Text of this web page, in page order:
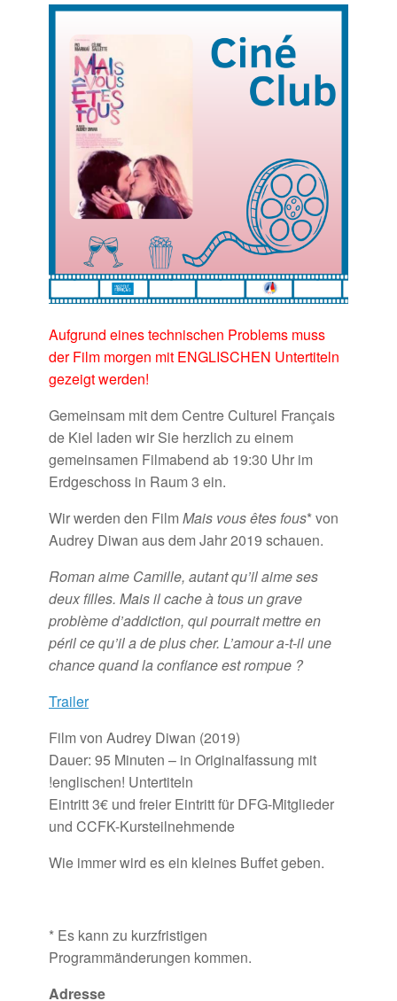
Aufgrund eines technischen Problems muss
der Film morgen mit ENGLISCHEN Untertiteln
gezeigt werden!
Gemeinsam mit dem Centre Culturel Français
de Kiel laden wir Sie herzlich zu einem
gemeinsamen Filmabend ab 19:30 Uhr im
Erdgeschoss in Raum 3 ein.
Wir werden den FilmMais vous êtes fous*von
Audrey Diwan aus dem Jahr 2019 schauen.
Roman aime Camille, autant qu’il aime ses
deux filles. Mais il cache à tous un grave
problème d’addiction, qui pourrait mettre en
péril ce qu’il a de plus cher. L’amour a-t-il une
chance quand la confiance est rompue ?
Trailer
Film von Audrey Diwan (2019)
Dauer: 95 Minuten – in Originalfassung mit
!englischen! Untertiteln
Eintritt 3€ und freier Eintritt für DFG-Mitglieder
und CCFK-Kursteilnehmende
Wie immer wird es ein kleines Buffet geben.
* Es kann zu kurzfristigen
Programmänderungen kommen.
Adresse